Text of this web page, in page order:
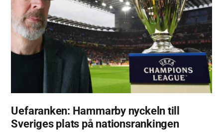
Uefaranken: Hammarby nyckeln till
Sveriges plats på nationsrankingen